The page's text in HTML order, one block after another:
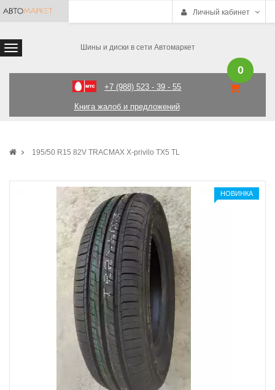
Личный кабинет
Шины и диски в сети Автомаркет
+7 (988) 523 - 39 - 55
Книга жалоб и предложений
0
195/50 R15 82V TRACMAX X-privilo TX5 TL
НОВИНКА